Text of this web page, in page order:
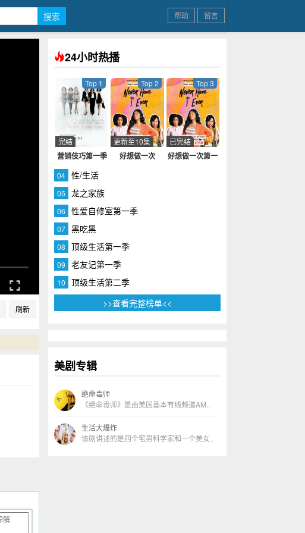
帮助 留言
刷新
24小时热播
营销伎巧第一季
Top 1
完结
好想做一次
Top 2
更新至10集
好想做一次第一
Top 3
已完结
04 性/生活
05 龙之家族
06 性爱自修室第一季
07 黑吃黑
08 顶级生活第一季
09 老友记第一季
10
顶级生活第二季
>>查看完整榜单<<
美剧专辑
绝命毒师
《绝命毒师》是由美国基本有线频道AM..
生活大爆炸
该剧讲述的是四个宅男科学家和一个美女..